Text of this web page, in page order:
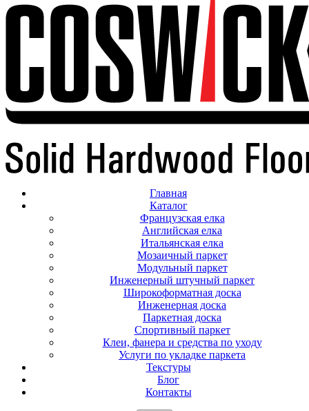
Главная
Каталог
Французская елка
Английская елка
Итальянская елка
Мозаичный паркет
Модульный паркет
Инженерный штучный паркет
Широкоформатная доска
Инженерная доска
Паркетная доска
Спортивный паркет
Клеи, фанера и средства по уходу
Услуги по укладке паркета
Текстуры
Блог
Контакты